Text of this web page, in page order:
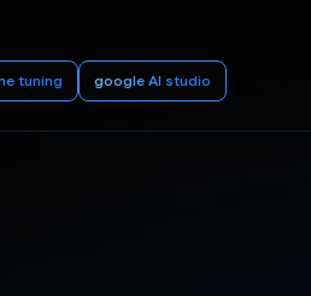
tuning google AI studio